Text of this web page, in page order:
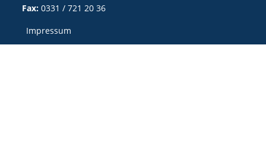
Fax: 0331 / 721 20 36
Impressum